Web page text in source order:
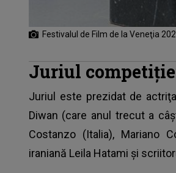
Festivalul de Film de la Veneţia
Juriul
Juriul este prezidat de
Diwan (care anul trecut a
Costanzo (Italia), Mariano
iraniană Leila Hatami şi